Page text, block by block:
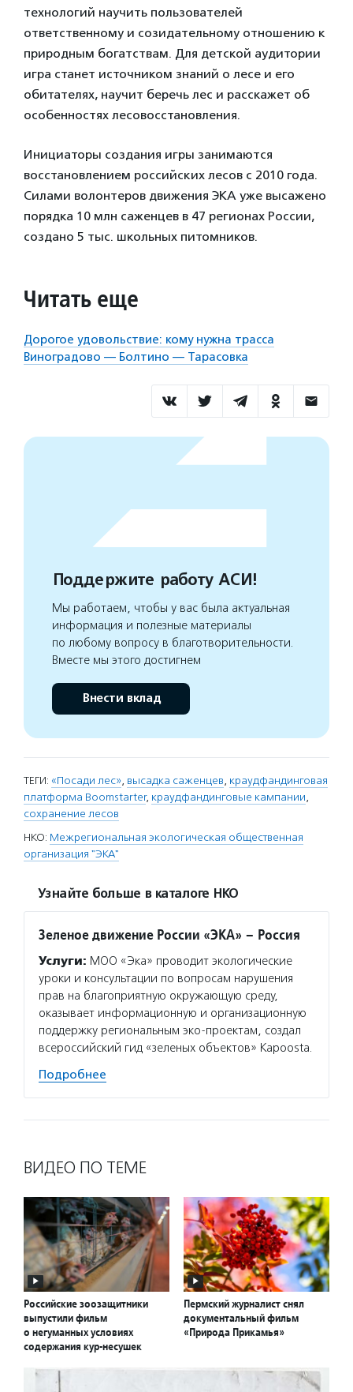
технологий научить пользователей
ответственному и созидательному отношению к
природным богатствам. Для детской аудитории
игра станет источником знаний о лесе и его
обитателях, научит беречь лес и расскажет об
особенностях лесовосстановления.
Инициаторы создания игры занимаются
восстановлением российских лесов с 2010 года.
Силами волонтеров движения ЭКА уже высажено
порядка 10 млн саженцев в 47 регионах России,
создано 5 тыс. школьных питомников.
Читать еще
Дорогое удовольствие: кому нужна трасса
Виноградово — Болтино — Тарасовка
Поддержите работу АСИ!
Мы работаем, чтобы у вас была актуальная
информация и полезные материалы
по любому вопросу в благотворительности.
Вместе мы этого достигнем
Внести вклад
ТЕГИ: «Посади лес», высадка саженцев, краудфандинговая
платформа Boomstarter, краудфандинговые кампании,
сохранение лесов
НКО: Межрегиональная экологическая общественная
организация "ЭКА"
Узнайте больше в каталоге НКО
Зеленое движение России «ЭКА» – Россия
Услуги: МОО «Эка» проводит экологические
уроки и консультации по вопросам нарушения
прав на благоприятную окружающую среду,
оказывает информационную и организационную
поддержку региональным эко-проектам, создал
всероссийский гид «зеленых объектов» Kapoosta.
Подробнее
ВИДЕО ПО ТЕМЕ
Российские зоозащитники
выпустили фильм
о негуманных условиях
содержания кур-несушек
Пермский журналист снял
документальный фильм
«Природа Прикамья»